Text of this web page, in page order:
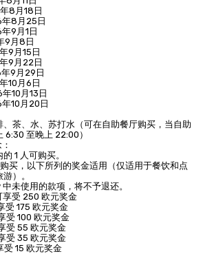
8月18日
8月25日
9月1日
9月8日
9月15日
9月22日
9月29日
10月6日
10月13日
10月20日
茶、水、苏打水（可在自助餐厅购买，当自助
6:30 至晚上 22:00）
1 人可购买。
买，以下所列的奖金适用（仅适用于餐饮和点
）。
未使用的款项，将不予退还。
享受 250 欧元奖金
受 175 欧元奖金
受 100 欧元奖金
受 55 欧元奖金
受 35 欧元奖金
受 15 欧元奖金